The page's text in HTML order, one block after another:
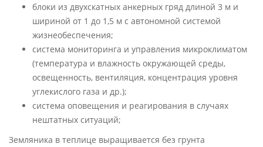
блоки из двухскатных анкерных гряд длиной 3 м и
шириной от 1 до 1,5 м с автономной системой
жизнеобеспечения;
система мониторинга и управления микроклиматом
(температура и влажность окружающей среды,
освещенность, вентиляция, концентрация уровня
углекислого га­за и др.);
система оповещения и реагирования в случаях
нештатных ситуаций;
Земляника в теплице выращивается без грунта